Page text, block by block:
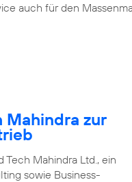
auch für den
Mahindra zur
Mahindra Ltd., ein
sowie Business-